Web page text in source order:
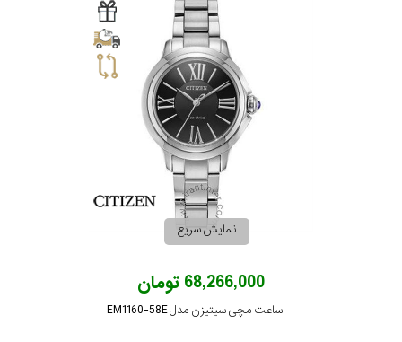
نمایش سریع
68,266,000 تومان
ساعت مچی سیتیزن مدل EM1160-58E